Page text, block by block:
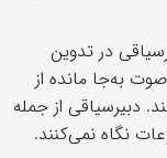
در تدوین
به‌جا مانده از
دبیرسیاقی از جمله
نگاه نمی‌کنند.